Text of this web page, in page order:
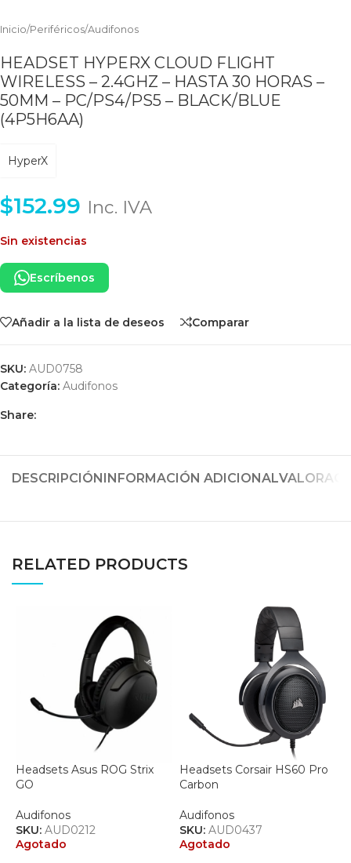
Inicio/Periféricos/Audifonos
HEADSET HYPERX CLOUD FLIGHT
WIRELESS – 2.4GHZ – HASTA 30 HORAS –
50MM – PC/PS4/PS5 – BLACK/BLUE
(4P5H6AA)
HyperX
$152.99 Inc. IVA
Sin existencias
Escríbenos
Añadir a la lista de deseos Comparar
SKU: AUD0758
Categoría: Audifonos
Share:
DESCRIPCIÓN INFORMACIÓN ADICIONAL
RELATED PRODUCTS
Headsets Asus ROG Strix
GO
Audifonos
SKU: AUD0212
Agotado
Headsets Corsair HS60 Pro
Carbon
Audifonos
SKU: AUD0437
Agotado